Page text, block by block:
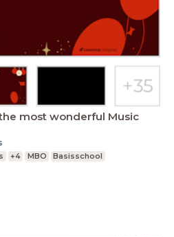
most wonderful Music
+4 MBO
Basisschool